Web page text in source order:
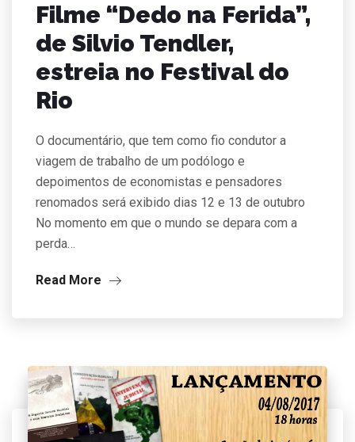
Filme “Dedo na Ferida”,
de Silvio Tendler,
estreia no Festival do
Rio
O documentário, que tem como fio condutor a
viagem de trabalho de um podólogo e
depoimentos de economistas e pensadores
renomados será exibido dias 12 e 13 de outubro
No momento em que o mundo se depara com a
perda…
Read More